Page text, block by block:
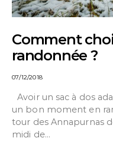
Comment
randonnée ?
07/12/2018
Avoir un sac à dos
un bon moment en
tour des Annapurnas
midi de…